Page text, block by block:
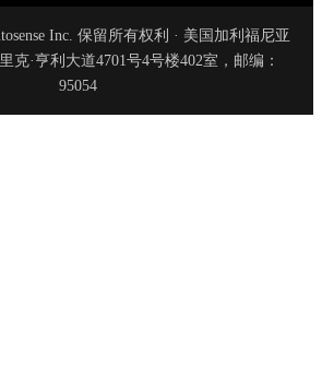
Inc. 保留所有权利 · 美国加利福尼亚
克·亨利大道4701号4号楼402室，邮编：
95054